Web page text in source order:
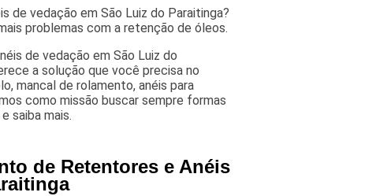
de vedação em São Luiz do Paraitinga?
problemas com a retenção de óleos.
de vedação em São Luiz do
a solução que você precisa no
mancal de rolamento, anéis para
como missão buscar sempre formas
saiba mais.
de Retentores e Anéis